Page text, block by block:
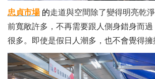
忠貞市場 的走道與空間除了變得明亮乾
前寬敞許多，不再需要跟人側身錯身而
很多。即使是假日人潮多，也不會覺得擁